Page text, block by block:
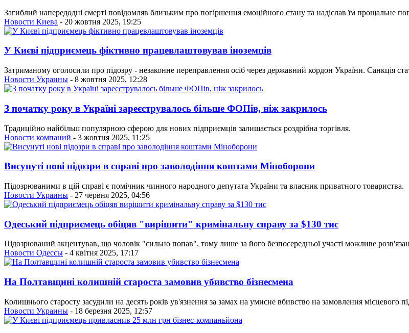
Загиблий напередодні смерті повідомляв близьким про погіршення емоційного стану та надіслав їм прощальне
Новости Киева - 20 жовтня 2025, 19:25
У Києві підприємець фіктивно працевлаштовував іноземців
Затриманому оголосили про підозру - незаконне переправлення осіб через державний кордон України. Санкція
Новости Украины - 8 жовтня 2025, 12:28
З початку року в Україні зареєструвалось більше ФОПів, ніж закрилось
Традиційно найбільш популярною сферою для нових підприємців залишається роздрібна торгівля.
Новости компаний - 3 жовтня 2025, 11:25
Висунуті нові підозри в справі про заволодіння коштами Міноборони
Підозрюваними в цій справі є помічник чинного народного депутата України та власник приватного товариства.
Новости Украины - 27 червня 2025, 04:56
Одеський підприємець обіцяв "вирішити" кримінальну справу за $130 тис
Підозрюваний акцентував, що чоловік "сильно попав", тому лише за його безпосередньої участі можливе
Новости Одессы - 4 квітня 2025, 17:17
На Полтавщині колишній староста замовив убивство бізнесмена
Колишнього старосту засудили на десять років ув'язнення за замах на умисне вбивство на замовлення місцевого
Новости Украины - 18 березня 2025, 12:57